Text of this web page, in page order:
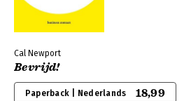
Cal Newport
Bevrijd!
Paperback | Nederlands 18,99